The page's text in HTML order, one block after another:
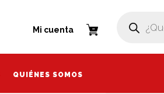
Mi cuenta
productos
Mi cuenta
productos
QUIÉNES SOMOS